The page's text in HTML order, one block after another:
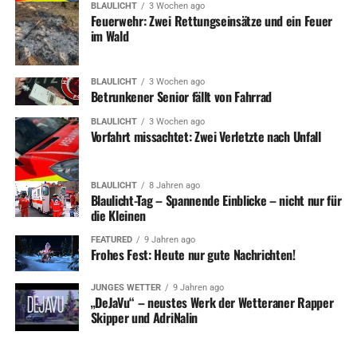
BLAULICHT 3 Wochen ago
Feuerwehr: Zwei Rettungseinsätze und ein Feuer
im Wald
BLAULICHT 3 Wochen ago
Betrunkener Senior fällt von Fahrrad
BLAULICHT 3 Wochen ago
Vorfahrt missachtet: Zwei Verletzte nach Unfall
BLAULICHT 8 Jahren ago
Blaulicht-Tag – Spannende Einblicke – nicht nur für
die Kleinen
FEATURED 9 Jahren ago
Frohes Fest: Heute nur gute Nachrichten!
JUNGES WETTER 9 Jahren ago
„DeJaVu“ – neustes Werk der Wetteraner Rapper
Skipper und AdriNalin